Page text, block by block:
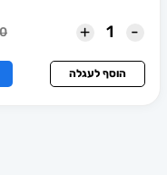
-
+
הוסף לעגלה